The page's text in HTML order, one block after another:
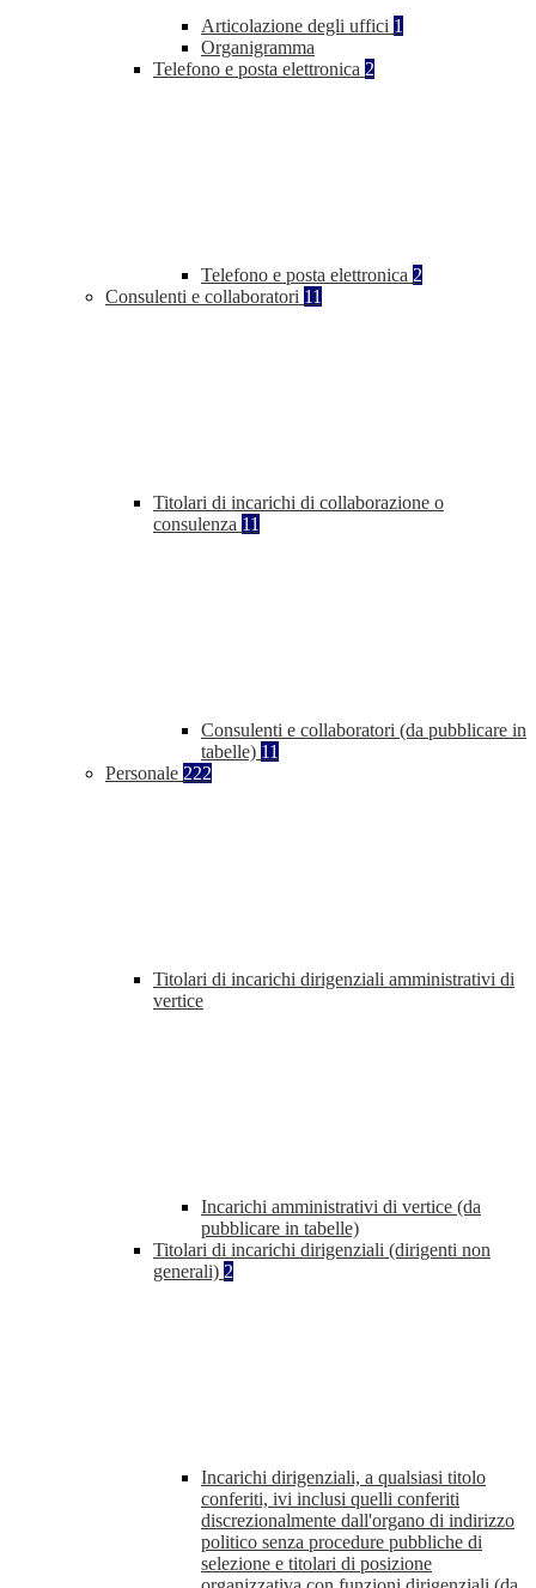
Articolazione degli uffici 1
Organigramma
Telefono e posta elettronica 2
Telefono e posta elettronica 2
Consulenti e collaboratori 11
Titolari di incarichi di collaborazione o
consulenza 11
Consulenti e collaboratori (da pubblicare in
tabelle) 11
Personale 222
Titolari di incarichi dirigenziali amministrativi di
vertice
Incarichi amministrativi di vertice (da
pubblicare in tabelle)
Titolari di incarichi dirigenziali (dirigenti non
generali) 2
Incarichi dirigenziali, a qualsiasi titolo
conferiti, ivi inclusi quelli conferiti
discrezionalmente dall'organo di indirizzo
politico senza procedure pubbliche di
selezione e titolari di posizione